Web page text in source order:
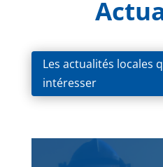
Les actualités locales
intéresser